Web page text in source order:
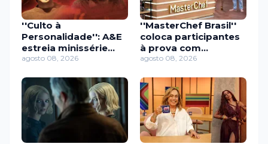
''Culto à
Personalidade'': A&E
estreia minissérie
sobre os líderes de
perturbadores
agosto 08, 2026
''MasterChef Brasil''
coloca participantes
à prova com
churrasco e
molecular
agosto 08, 2026